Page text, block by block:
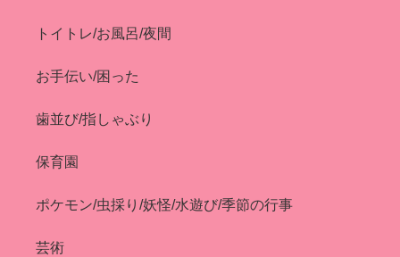
トイトレ/お風呂/夜間
お手伝い/困った
歯並び/指しゃぶり
保育園
ポケモン/虫採り/妖怪/水遊び/季節の行事
芸術